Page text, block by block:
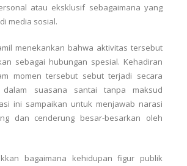
atau eksklusif sebagaimana yang
media sosial.
menekankan bahwa aktivitas tersebut
sebagai hubungan spesial. Kehadiran
momen tersebut sebut terjadi secara
suasana santai tanpa maksud
ini sampaikan untuk menjawab narasi
dan cenderung besar-besarkan oleh
bagaimana kehidupan figur publik